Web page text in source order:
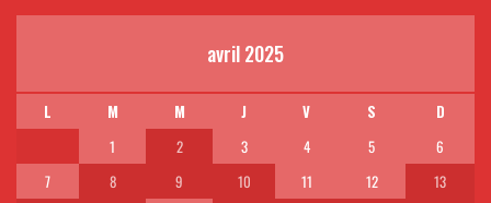
avril 2025
L M M J V S
D
1
2 3 4 5
6
7
8 9 10 11 12
13